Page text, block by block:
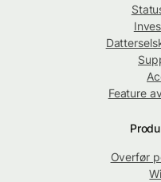
Feature
Overfør